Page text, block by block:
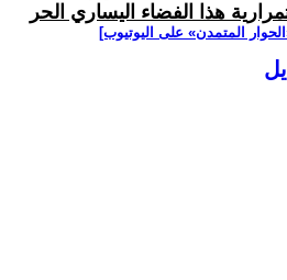
هذا الفضاء اليساري الحر
المتمدن» على اليوتيوب]